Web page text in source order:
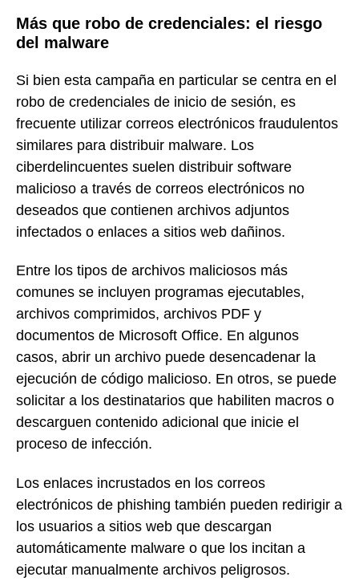
Más que robo de credenciales: el riesgo
del malware
Si bien esta campaña en particular se centra en el
robo de credenciales de inicio de sesión, es
frecuente utilizar correos electrónicos fraudulentos
similares para distribuir malware. Los
ciberdelincuentes suelen distribuir software
malicioso a través de correos electrónicos no
deseados que contienen archivos adjuntos
infectados o enlaces a sitios web dañinos.
Entre los tipos de archivos maliciosos más
comunes se incluyen programas ejecutables,
archivos comprimidos, archivos PDF y
documentos de Microsoft Office. En algunos
casos, abrir un archivo puede desencadenar la
ejecución de código malicioso. En otros, se puede
solicitar a los destinatarios que habiliten macros o
descarguen contenido adicional que inicie el
proceso de infección.
Los enlaces incrustados en los correos
electrónicos de phishing también pueden redirigir a
los usuarios a sitios web que descargan
automáticamente malware o que los incitan a
ejecutar manualmente archivos peligrosos.